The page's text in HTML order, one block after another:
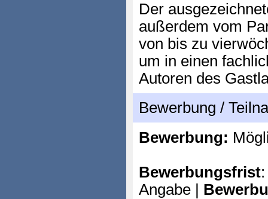
Der
außerdem vom
von bis zu
um in einen
Autoren des
Bewerbung /
Bewerbung:
Bewerbungsfrist
Angabe |